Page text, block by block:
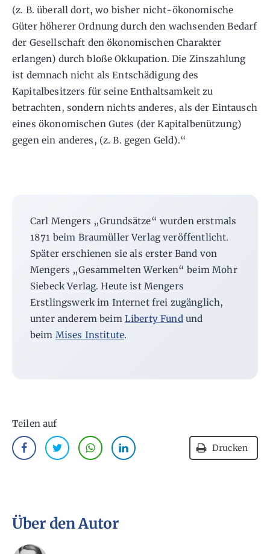
(z. B. überall dort, wo bisher nicht-ökonomische
Güter höherer Ordnung durch den wachsenden Bedarf
der Gesellschaft den ökonomischen Charakter
erlangen) durch bloße Okkupation. Die Zinszahlung
ist demnach nicht als Entschädigung des
Kapitalbesitzers für seine Enthaltsamkeit zu
betrachten, sondern nichts anderes, als der Eintausch
eines ökonomischen Gutes (der Kapitalbenützung)
gegen ein anderes, (z. B. gegen Geld).“
Carl Mengers „Grundsätze“ wurden erstmals
1871 beim Braumüller Verlag veröffentlicht.
Später erschienen sie als erster Band von
Mengers „Gesammelten Werken“ beim Mohr
Siebeck Verlag. Heute ist Mengers
Erstlingswerk im Internet frei zugänglich,
unter anderem beim Liberty Fundund
beim Mises Institute.
Teilen auf
Drucken
Über den Autor